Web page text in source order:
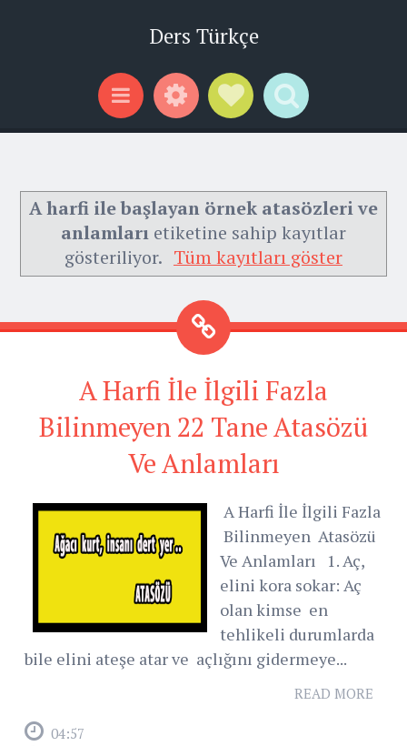
Ders Türkçe
Menu WidgetsSocial Links
Search
A harfi ile başlayan örnek atasözleri ve
anlamları etiketine sahip kayıtlar
gösteriliyor. Tüm kayıtları göster
A Harfi İle İlgili Fazla
Bilinmeyen 22 Tane Atasözü
Ve Anlamları
A Harfi İle İlgili Fazla
Bilinmeyen Atasözü
Ve Anlamları 1. Aç,
elini kora sokar: Aç
olan kimse en
tehlikeli durumlarda
bile elini ateşe atar ve açlığını gidermeye...
READ MORE
04:57